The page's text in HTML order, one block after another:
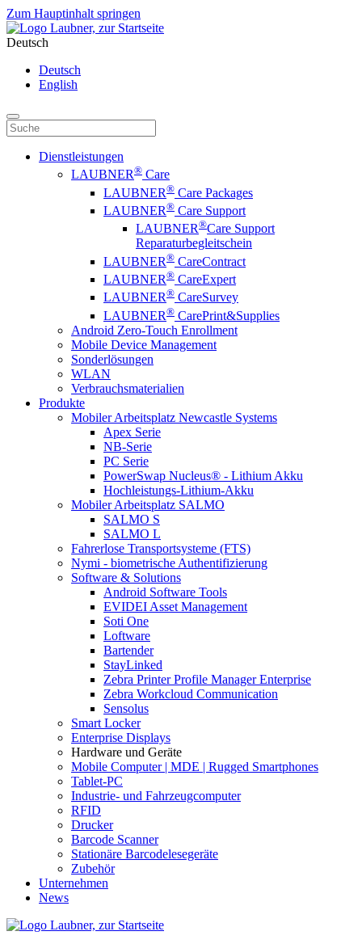
Zum Hauptinhalt springen
Deutsch
Deutsch
English
Dienstleistungen
LAUBNER® Care
LAUBNER® Care Packages
LAUBNER® Care Support
LAUBNER®Care Support
Reparaturbegleitschein
LAUBNER® CareContract
LAUBNER® CareExpert
LAUBNER® CareSurvey
LAUBNER® CarePrint&Supplies
Android Zero-Touch Enrollment
Mobile Device Management
Sonderlösungen
WLAN
Verbrauchsmaterialien
Produkte
Mobiler Arbeitsplatz Newcastle Systems
Apex Serie
NB-Serie
PC Serie
PowerSwap Nucleus® - Lithium Akku
Hochleistungs-Lithium-Akku
Mobiler Arbeitsplatz SALMO
SALMO S
SALMO L
Fahrerlose Transportsysteme (FTS)
Nymi - biometrische Authentifizierung
Software & Solutions
Android Software Tools
EVIDEI Asset Management
Soti One
Loftware
Bartender
StayLinked
Zebra Printer Profile Manager Enterprise
Zebra Workcloud Communication
Sensolus
Smart Locker
Enterprise Displays
Hardware und Geräte
Mobile Computer | MDE | Rugged Smartphones
Tablet-PC
Industrie- und Fahrzeugcomputer
RFID
Drucker
Barcode Scanner
Stationäre Barcodelesegeräte
Zubehör
Unternehmen
News